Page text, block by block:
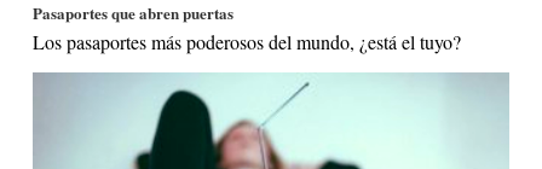
Pasaportes que abren puertas
Los pasaportes más poderosos del mundo, ¿está el tuyo?